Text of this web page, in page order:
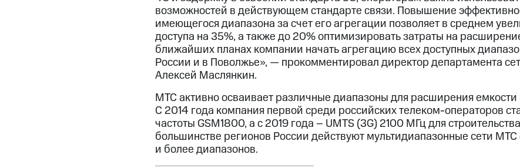
возможностей в действующем стандарте связи. Повышение
имеющегося диапазона за счет его агрегации позволяет в среднем
доступа на 35%, а также до 20% оптимизировать затраты на
ближайших планах компании начать агрегацию всех доступных
России и в Поволжье», — прокомментировал директор департамента
Алексей Маслянкин.
МТС активно осваивает различные диапазоны для расширения емкости
С 2014 года компания первой среди российских телеком-операторов
частоты GSM1800, а с 2019 года – UMTS (3G) 2100 МГц для
большинстве регионов России действуют мультидиапазонные сети
и более диапазонов.